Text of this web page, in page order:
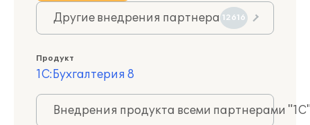
Другие внедрения партнера 12616
Продукт
1С:Бухгалтерия 8
Внедрения продукта всеми партнерами